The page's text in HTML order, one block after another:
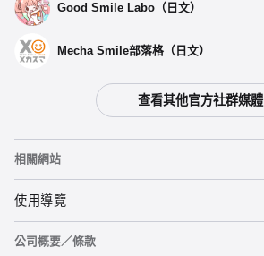
Good Smile Labo（日文）
Mecha Smile部落格（日文）
查看其他官方社群媒體
相關網站
黏土人
黏土人臉部製造機（英文）
使用導覽
重要公告
公司概要／條款